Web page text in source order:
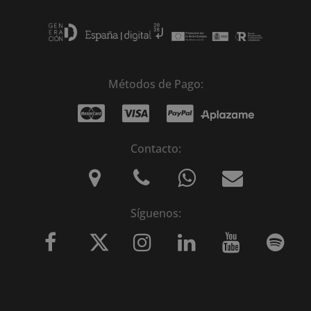
Métodos de Pago:
Contacto:
Síguenos: